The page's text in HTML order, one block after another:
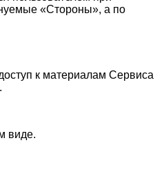
«Стороны», а по
к материалам Сервиса
виде.